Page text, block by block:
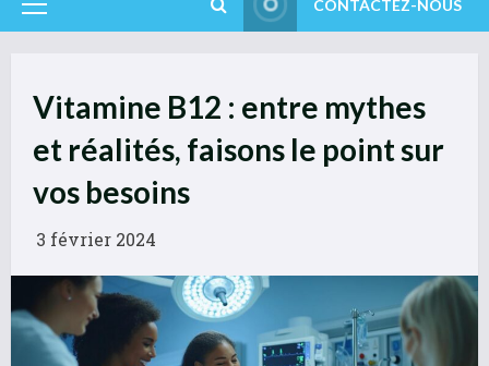
Primary
CONTACTEZ-NOUS
Vitamine B12 : entre mythes
et réalités, faisons le point sur
vos besoins
3 février 2024